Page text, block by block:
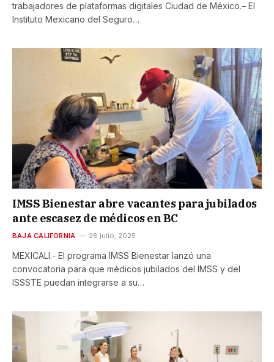
trabajadores de plataformas digitales Ciudad de México.– El
Instituto Mexicano del Seguro…
IMSS Bienestar abre vacantes para jubilados
ante escasez de médicos en BC
BAJA CALIFORNIA 28 julio, 2025
MEXICALI.- El programa IMSS Bienestar lanzó una
convocatoria para que médicos jubilados del IMSS y del
ISSSTE puedan integrarse a su…